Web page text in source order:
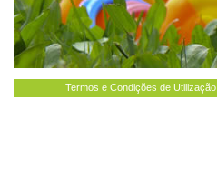
Termos e Condições de Utilização